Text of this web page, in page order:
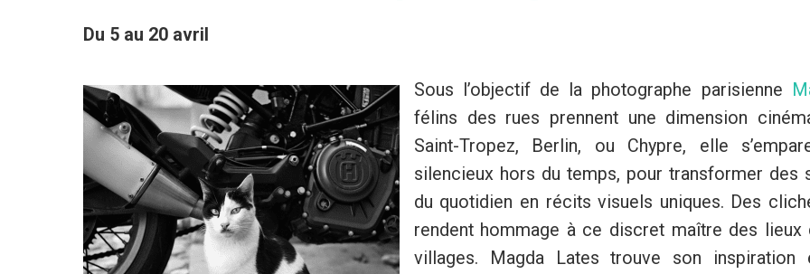
Du 5 au 20 avril
Sous l’objectif de la photographe parisienne
félins des rues prennent une dimension
Saint-Tropez, Berlin, ou Chypre, elle
silencieux hors du temps, pour transformer des
du quotidien en récits visuels uniques. Des
rendent hommage à ce discret maître des
villages. Magda Lates trouve son inspiration